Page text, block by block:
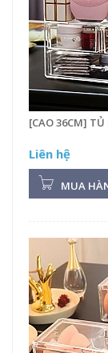
[CAO 36CM]
Liên hệ
MUA